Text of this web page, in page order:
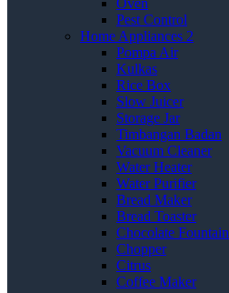
Oven
Pest Control
Home Appliances 2
Pompa Air
Kulkas
Rice Box
Slow Juicer
Storage Jar
Timbangan Badan
Vacuum Cleaner
Water Heater
Water Purifier
Bread Maker
Bread Toaster
Chocolate Fountain
Chopper
Citrus
Coffee Maker